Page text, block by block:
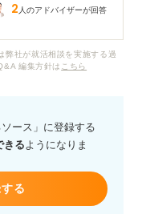
もよくわかってい
幸いです。
2 人のアドバイザーが回答
弊社が就活相談を実施する過
編集方針は こちら
ース」に登録する
きるようになりま
る